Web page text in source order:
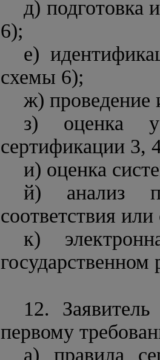
д) подготовка
6);
е)
схемы 6);
ж) проведение
з) оценка
сертификации 3,
и) оценка
й) анализ
соответствия
к)
государственном
12.
первому
а) правила